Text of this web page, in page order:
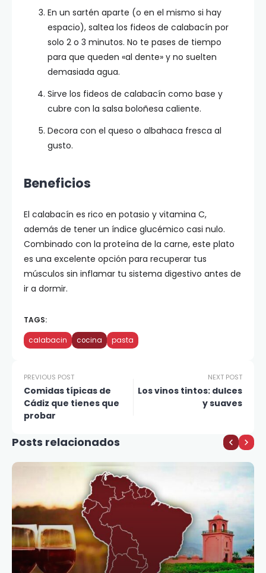
En un sartén aparte (o en el mismo si hay
espacio), saltea los fideos de calabacín por
solo 2 o 3 minutos. No te pases de tiempo
para que queden «al dente» y no suelten
demasiada agua.
Sirve los fideos de calabacín como base y
cubre con la salsa boloñesa caliente.
Decora con el queso o albahaca fresca al
gusto.
Beneficios
El calabacín es rico en potasio y vitamina C,
además de tener un índice glucémico casi nulo.
Combinado con la proteína de la carne, este plato
es una excelente opción para recuperar tus
músculos sin inflamar tu sistema digestivo antes de
ir a dormir.
TAGS:
calabacin cocina pasta
PREVIOUS POST
Comidas típicas de
Cádiz que tienes que
probar
NEXT POST
Los vinos tintos: dulces
y suaves
Posts relacionados